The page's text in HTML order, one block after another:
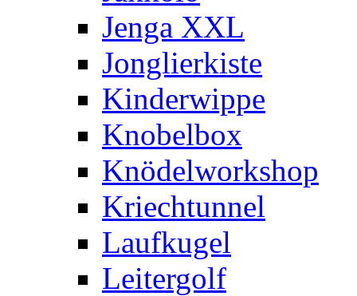
Jenga XXL
Jonglierkiste
Kinderwippe
Knobelbox
Knödelworkshop
Kriechtunnel
Laufkugel
Leitergolf